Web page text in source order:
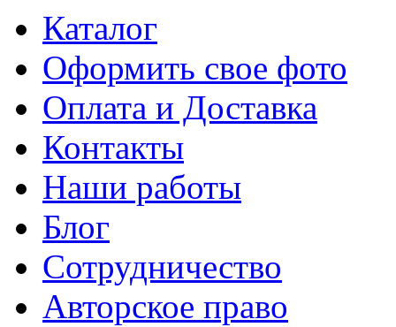
Каталог
Оформить свое фото
Оплата и Доставка
Контакты
Наши работы
Блог
Сотрудничество
Авторское право